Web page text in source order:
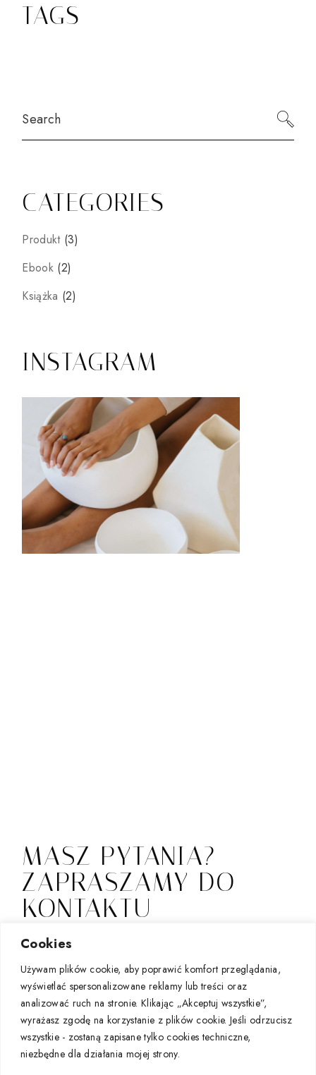
Cookies
Używam plików cookie, aby poprawić komfort przeglądania,
wyświetlać spersonalizowane reklamy lub treści oraz
analizować ruch na stronie. Klikając „Akceptuj wszystkie”,
wyrażasz zgodę na korzystanie z plików cookie. Jeśli odrzucisz
wszystkie - zostaną zapisane tylko cookies techniczne,
niezbędne dla działania mojej strony.
TAGS
CATEGORIES
Produkt 3
3
produkty
Ebook 2
2
produkty
Książka 2
2
produkty
INSTAGRAM
MASZ PYTANIA?
ZAPRASZAMY DO
KONTAKTU
Jeśli zainteresowała Cię nasza oferta i chcesz podjąć
za pośrednictwem instagrama.
&
sklep@renatamolenda.com
renata_molenda
renata.molenda